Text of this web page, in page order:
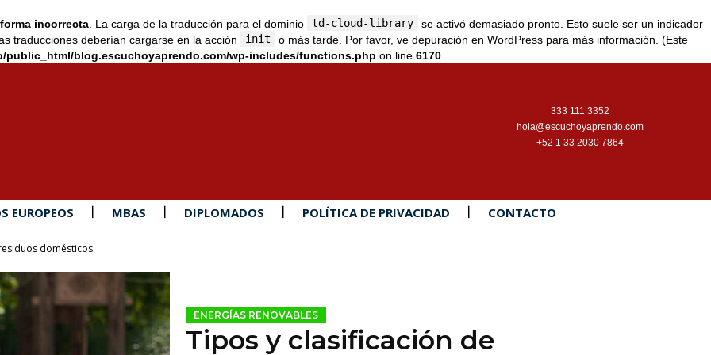
incorrecta . La carga de la traducción para el dominio td-cloud-library
se activó demasiado pronto. Esto suele ser un indicador
traducciones deberían cargarse en la acción
init o más tarde. Por favor, ve depuración en WordPress para más información. (Este
public_html/blog.escuchoyaprendo.com/wp-includes/functions.php on line 6170
333 111 3352
hola@escuchoyaprendo.com
+52 1 33 2030 7864
EUROPEOS MBAS DIPLOMADOS POLÍTICA DE PRIVACIDAD CONTACTO
domésticos
ENERGÍAS RENOVABLES
Tipos y clasificación de